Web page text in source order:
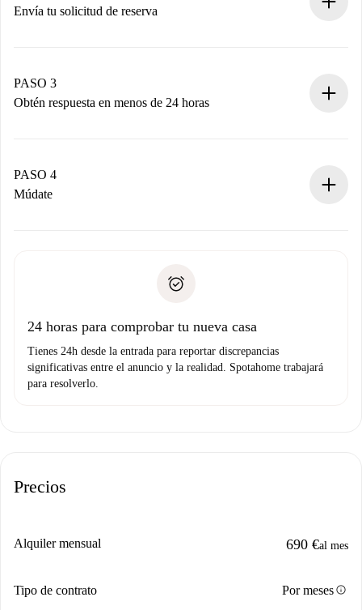
Envía tu solicitud de reserva
propietario acepte.
PASO 3
Obtén respuesta en menos de 24 horas
contacto con el propietario.
Si es rechazada: No te haremos ningún cargo y te
Prueba de solvencia
PASO 4
Múdate
no nos comunicas ningún problema.
24 horas para comprobar tu nueva casa
Tienes 24h desde la entrada para reportar discrepancias
significativas entre el anuncio y la realidad. Spotahome trabajará
para resolverlo.
Precios
Alquiler mensual 690 €al mes
Tipo de contrato Por mesesinfo